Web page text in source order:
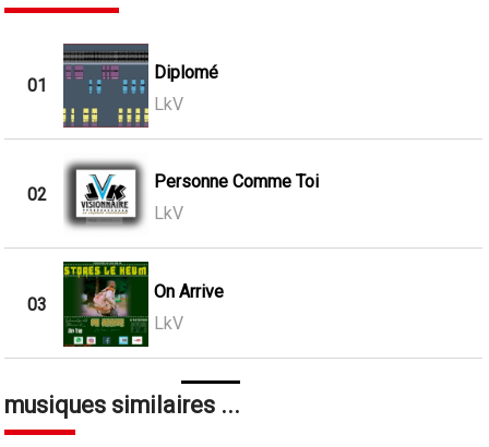
01
Diplomé
LkV
02
Personne Comme Toi
LkV
03
On Arrive
LkV
musiques similaires ...